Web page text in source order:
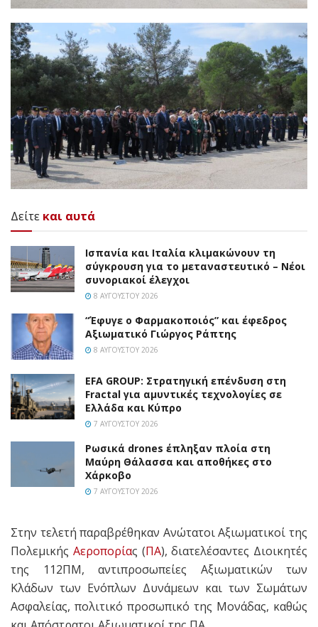
Δείτε και αυτά
Ισπανία και Ιταλία κλιμακώνουν τη
σύγκρουση για το μεταναστευτικό – Νέοι
συνοριακοί έλεγχοι
8 ΑΥΓΟΎΣΤΟΥ 2026
“Έφυγε ο Φαρμακοποιός” και έφεδρος
Αξιωματικό Γιώργος Ράπτης
8 ΑΥΓΟΎΣΤΟΥ 2026
EFA GROUP: Στρατηγική επένδυση στη
Fractal για αμυντικές τεχνολογίες σε
Ελλάδα και Κύπρο
7 ΑΥΓΟΎΣΤΟΥ 2026
Ρωσικά drones έπληξαν πλοία στη
Μαύρη Θάλασσα και αποθήκες στο
Χάρκοβο
7 ΑΥΓΟΎΣΤΟΥ 2026
Στην τελετή παραβρέθηκαν Ανώτατοι Αξιωματικοί της
Πολεμικής Αεροπορίας (ΠΑ), διατελέσαντες Διοικητές
της 112ΠΜ, αντιπροσωπείες Αξιωματικών των
Κλάδων των Ενόπλων Δυνάμεων και των Σωμάτων
Ασφαλείας, πολιτικό προσωπικό της Μονάδας, καθώς